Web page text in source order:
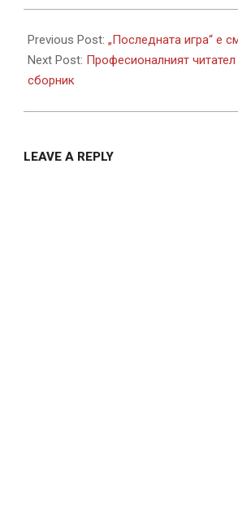
11-
29
Previous Post: „Последната игра“ е
Next Post: Професионалният
сборник
LEAVE A REPLY